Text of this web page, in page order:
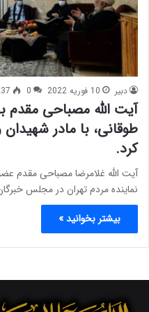
دبیر 10 فوریه 2022 0
آیت الله مصباحی مقدم
طوقانی، با مادر شهیدان
کرد.
آیت الله غلامرضا مصباحی
نماینده مردم تهران در مجلس
بیشتر بخوانید »